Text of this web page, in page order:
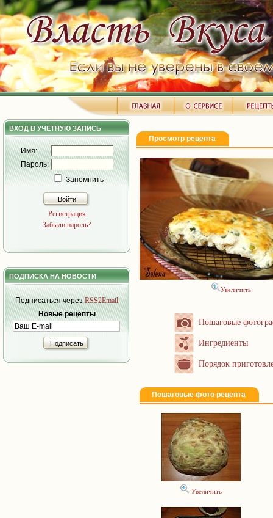
ВХОД В УЧЕТНУЮ ЗАПИСЬ
Имя:
Пароль:
Запомнить
Войти
Регистрация
Забыли пароль?
ПОДПИСКА НА НОВОСТИ
Подписаться черезRSS2Email
Новые рецепты
Подписать
Просмотр рецепта
Увеличить
Пошаговые
Ингредиенты
Порядок
Пошаговые фото рецепта
Увеличить